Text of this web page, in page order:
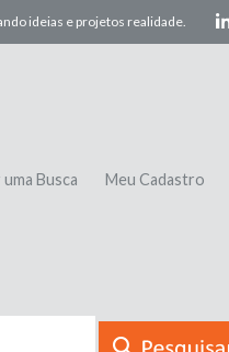
ideias e projetos realidade.
Busca Meu Cadastro